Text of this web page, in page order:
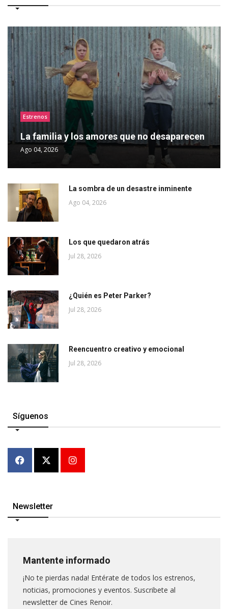
Estrenos
La familia y los amores que no desaparecen
Ago 04, 2026
La sombra de un desastre inminente
Ago 04, 2026
Los que quedaron atrás
Jul 28, 2026
¿Quién es Peter Parker?
Jul 28, 2026
Reencuentro creativo y emocional
Jul 28, 2026
Síguenos
Newsletter
Mantente informado
¡No te pierdas nada! Entérate de todos los estrenos,
noticias, promociones y eventos. Suscribete al
newsletter de Cines Renoir.